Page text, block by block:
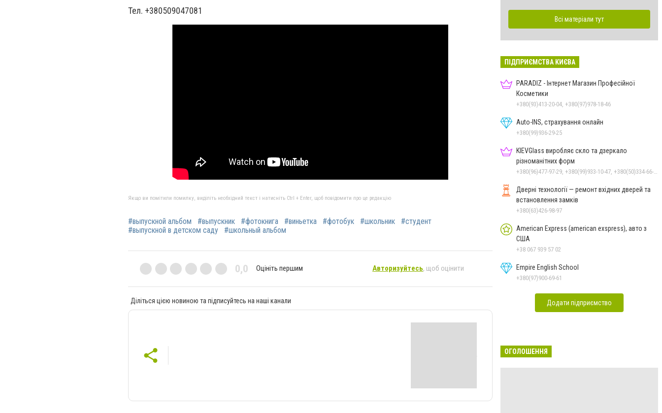
Тел. +380509047081
Якщо ви помітили помилку, виділіть необхідний текст і натисніть Ctrl + Enter, щоб повідомити про це редакцію
#выпускной альбом #выпускник #фотокнига #виньетка #фотобук #школьник
#студент
#выпускной в детском саду
#школьный альбом
0,0 Оцініть першим Авторизуйтесь, щоб оцінити
Діліться цією новиною та підписуйтесь на наші канали
Всі матеріали тут
ПІДПРИЄМСТВА КИЄВА
PARADIZ - Інтернет Магазин Професійної
Косметики
+380(93)413-20-04, +380(97)978-18-46
Auto-INS, страхування онлайн
+380(99)936-29-25
KIEVGlass виробляє скло та дзеркало
різноманітних форм
Дверні технології — ремонт вхідних дверей та
встановлення замків
+380(63)426-98-97
American Express (american exspress), авто з
США
+38 067 939 57 02
Empire English School
+380(97)900-69-61
Додати підприємство
ОГОЛОШЕННЯ